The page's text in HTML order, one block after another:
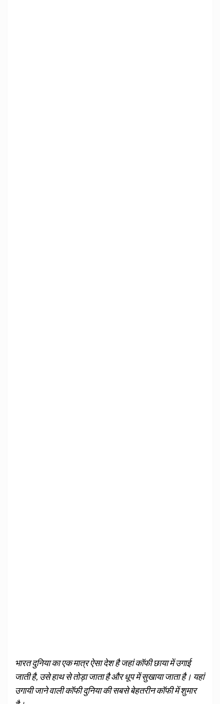
भारत दुनिया का एक मात्र ऐसा देश है जहां कॉफी छाया में उगाई
जाती है, उसे हाथ से तोड़ा जाता है और धूप में सुखाया जाता है। यहां
उगायी जाने वाली कॉफी दुनिया की सबसे बेहतरीन कॉफी में शुमार